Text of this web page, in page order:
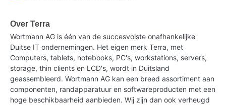
Over Terra
Wortmann AG is één van de succesvolste onafhankelijke
Duitse IT ondernemingen. Het eigen merk Terra, met
Computers, tablets, notebooks, PC's, workstations, servers,
storage, thin clients en LCD's, wordt in Duitsland
geassembleerd. Wortmann AG kan een breed assortiment aan
componenten, randapparatuur en softwareproducten met een
hoge beschikbaarheid aanbieden. Wij zijn dan ook verheugd